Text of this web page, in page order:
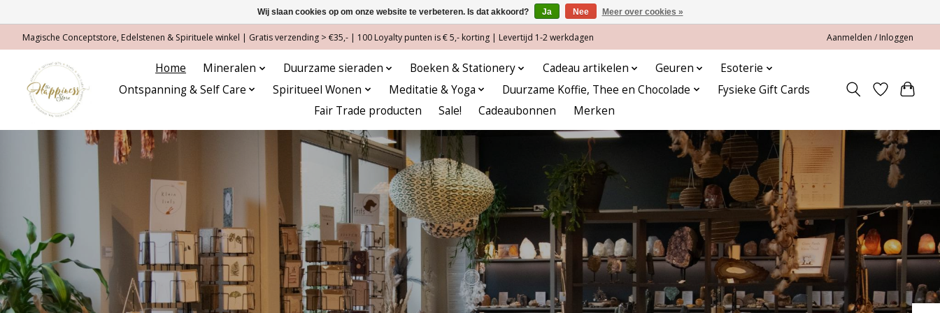
Magische Conceptstore, Edelstenen & Spirituele winkel | Gratis verzending > €35,- | 100 Loyalty punten is € 5,- korting | Levertijd 1-2 werkdagen Aanmelden / Inloggen
Home Mineralen Duurzame sieraden Boeken & Stationery Cadeau artikelen Geuren
Esoterie
Ontspanning & Self Care
Spiritueel Wonen Meditatie & Yoga Duurzame Koffie, Thee en Chocolade
Fysieke Gift Cards
Fair Trade producten
Sale! Cadeaubonnen Merken
Hero slideshow items
Wij slaan cookies op om onze website te verbeteren. Is dat akkoord? Ja Nee Meer over cookies »